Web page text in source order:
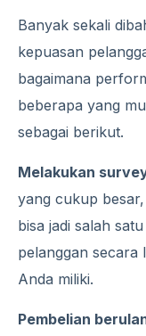
Banyak sekali
kepuasan
bagaimana
beberapa yang
sebagai berikut.
Melakukan
yang cukup
bisa jadi salah
pelanggan secara
Anda miliki.
Pembelian